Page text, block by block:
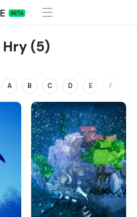
Hry (5)
A B C D E F